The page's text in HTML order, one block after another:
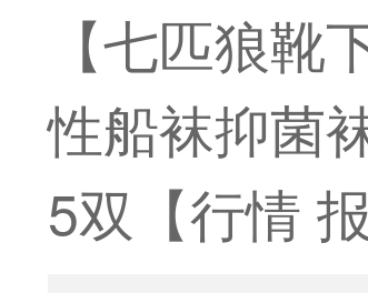
【七匹狼
性船袜抑菌
5双【行情